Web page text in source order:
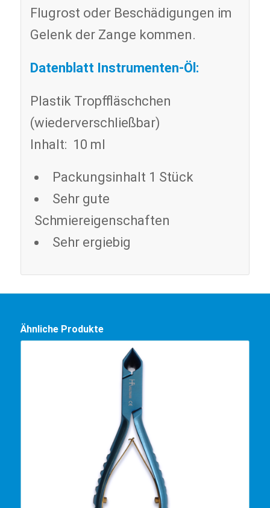
Flugrost oder Beschädigungen im
Gelenk der Zange kommen.
Datenblatt Instrumenten-Öl:
Plastik Tropffläschchen
(wiederverschließbar)
Inhalt: 10 ml
Packungsinhalt 1 Stück
Sehr gute
Schmiereigenschaften
Sehr ergiebig
Ähnliche Produkte